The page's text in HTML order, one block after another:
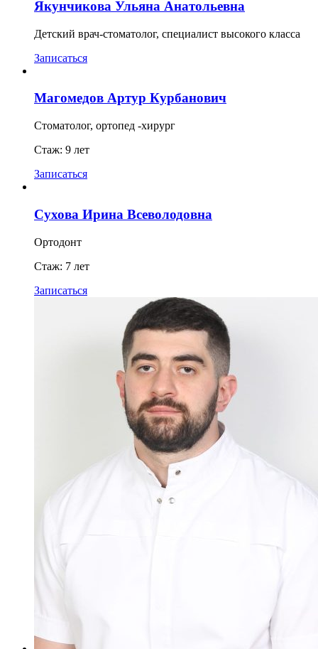
Якунчикова Ульяна Анатольевна
Детский врач-стоматолог, специалист высокого класса
Записаться
Магомедов Артур Курбанович
Стоматолог, ортопед -хирург
Стаж: 9 лет
Записаться
Сухова Ирина Всеволодовна
Ортодонт
Стаж: 7 лет
Записаться